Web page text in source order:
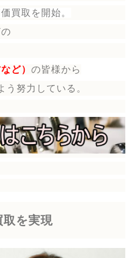
買取を開始。
ど） の皆様から
う努力している。
取を実現